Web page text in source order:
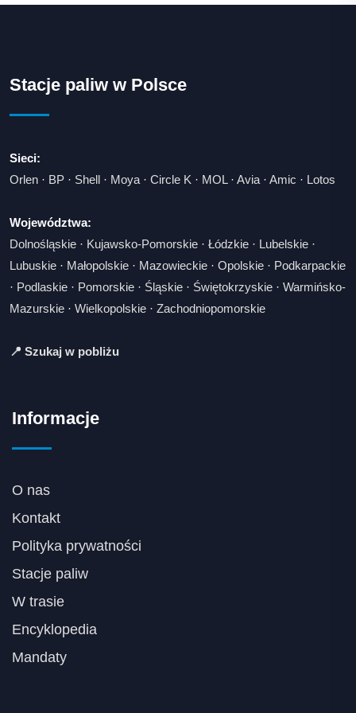
Stacje paliw w Polsce
Sieci:
Orlen · BP · Shell · Moya · Circle K · MOL· Avia · Amic · Lotos
Województwa:
Dolnośląskie · Kujawsko-Pomorskie · Łódzkie · Lubelskie ·
Lubuskie · Małopolskie · Mazowieckie · Opolskie · Podkarpackie
· Podlaskie · Pomorskie · Śląskie · Świętokrzyskie · Warmińsko-
Mazurskie · Wielkopolskie · Zachodniopomorskie
📍 Szukaj w pobliżu
Informacje
O nas
Kontakt
Polityka prywatności
Stacje paliw
W trasie
Encyklopedia
Mandaty